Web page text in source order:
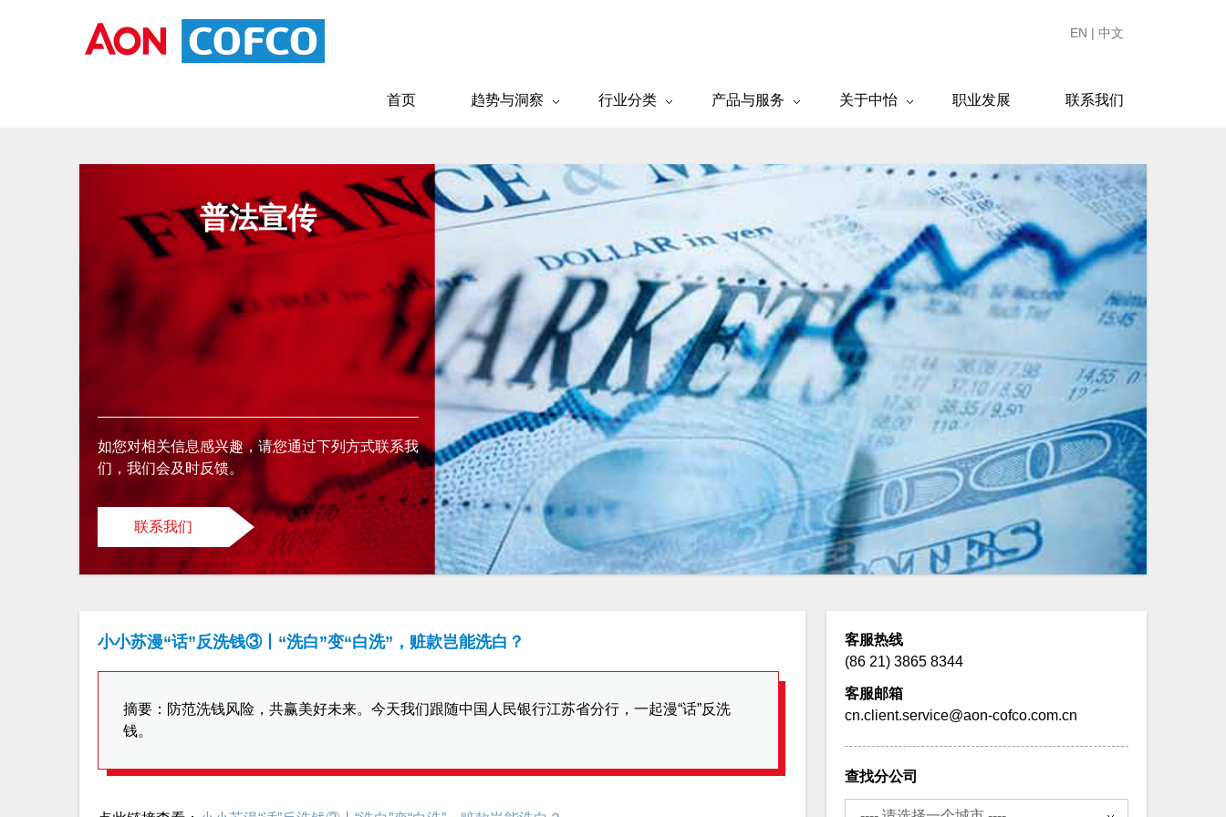
EN | 中文
首页 趋势与洞察 行业分类 产品与服务 关于中怡 职业发展 联系我们
普法宣传
如您对相关信息感兴趣，请您通过下列方式联系我
们，我们会及时反馈。
联系我们
小小苏漫“话”反洗钱③丨“洗白”变“白洗”，赃款岂能洗白？
摘要：防范洗钱风险，共赢美好未来。今天我们跟随中国人民银行江苏省分行，一起漫“话”反洗
钱。
客服热线
(86 21) 3865 8344
客服邮箱
cn.client.service@aon-cofco.com.cn
查找分公司